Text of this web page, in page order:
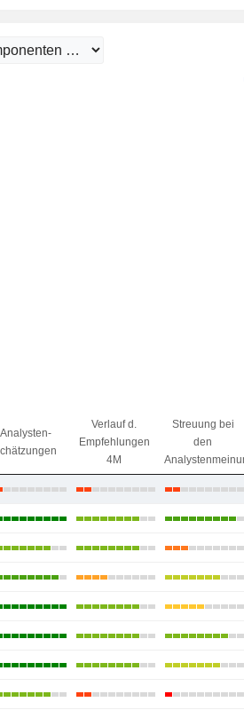
Analysten-
Verlauf d.
Empfehlungen
4M
Streuung bei
den